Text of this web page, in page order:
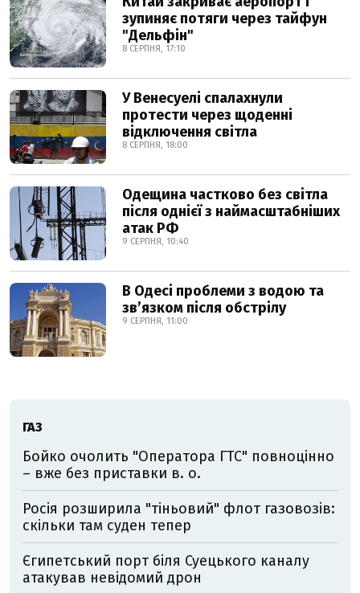
зупиняє потяги через тайфун
"Дельфін"
8 СЕРПНЯ, 17:10
У Венесуелі спалахнули
протести через щоденні
відключення світла
8 СЕРПНЯ, 18:00
Одещина частково без світла
після однієї з наймасштабніших
атак РФ
9 СЕРПНЯ, 10:40
В Одесі проблеми з водою та
звʼязком після обстрілу
9 СЕРПНЯ, 11:00
ГАЗ
Бойко очолить "Оператора ГТС" повноцінно
– вже без приставки в. о.
Росія розширила "тіньовий" флот газовозів:
скільки там суден тепер
Єгипетський порт біля Суецького каналу
атакував невідомий дрон